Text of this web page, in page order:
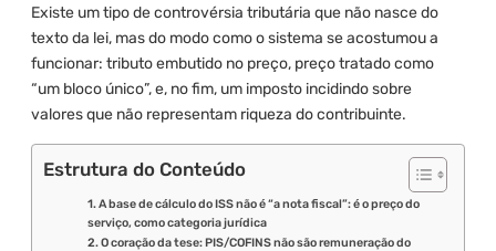
Existe um tipo de controvérsia tributária que não nasce do
texto da lei, mas do modo como o sistema se acostumou a
funcionar: tributo embutido no preço, preço tratado como
“um bloco único”, e, no fim, um imposto incidindo sobre
valores que não representam riqueza do contribuinte.
Estrutura do Conteúdo
1. A base de cálculo do ISS não é “a nota fiscal”: é o preço do
serviço, como categoria jurídica
2. O coração da tese: PIS/COFINS não são remuneração do